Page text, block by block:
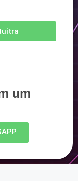
um